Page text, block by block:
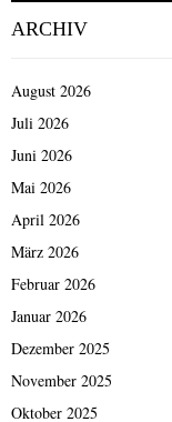
ARCHIV
August 2026
Juli 2026
Juni 2026
Mai 2026
April 2026
März 2026
Februar 2026
Januar 2026
Dezember 2025
November 2025
Oktober 2025